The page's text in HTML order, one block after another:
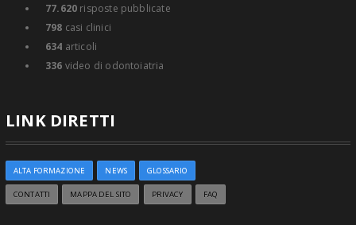
77.620 risposte pubblicate
798 casi clinici
634 articoli
336 video di odontoiatria
LINK DIRETTI
ALTA FORMAZIONE NEWS GLOSSARIO
CONTATTI MAPPA DEL SITO PRIVACY FAQ